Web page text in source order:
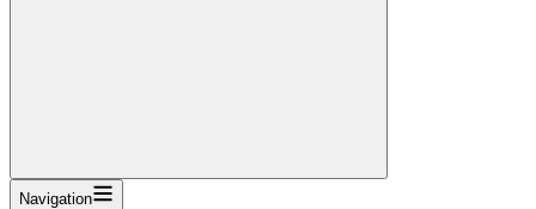
Navigation